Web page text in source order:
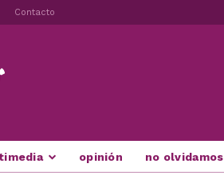
Contacto
opinión no olvidamos